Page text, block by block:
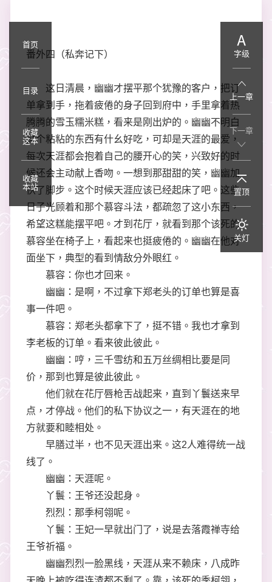
番外四（私奔记下）
这日清晨，幽幽才摆平那个犹豫的客户，把订
单拿到手，拖着疲倦的身子回到府中，手里拿着热
腾腾的雪玉糯米糕，看来是刚出炉的。幽幽不明白
这个粘粘的东西有什幺好吃，可却是天涯的最爱，
每次天涯都会抱着自己的腰开心的笑，兴致好的时
候还会主动献上香吻。一想到那甜甜的笑，幽幽加
快了脚步。这个时候天涯应该已经起床了吧。这些
日子光顾着和那个慕容斗法，都疏忽了这小东西，
希望这糕能摆平吧。才到花厅，就看到那个该死的
慕容坐在椅子上，看起来也挺疲倦的。幽幽在他对
面坐下，典型的看到情敌分外眼红。
慕容：你也才回来。
幽幽：是啊，不过拿下郑老头的订单也算是喜
事一件吧。
慕容：郑老头都拿下了，挺不错。我也才拿到
李老板的订单。看来彼此彼此。
幽幽：哼，三千雪纺和五万丝绸相比要是同
价，那到也算是彼此彼此。
他们就在花厅唇枪舌战起来，直到丫鬟送来早
点，才停战。他们的私下协议之一，有天涯在的地
方就要和睦相处。
早膳过半，也不见天涯出来。这2人难得统一战
线了。
幽幽：天涯呢。
丫鬟：王爷还没起身。
烈烈：那季柯翎呢。
丫鬟：王妃一早就出门了，说是去落霞禅寺给
王爷祈福。
幽幽烈烈一脸黑线，天涯从来不赖床，八成昨
首页
目录
收藏
这本
收藏
本站
字级
上一章
下一章
置顶
关灯